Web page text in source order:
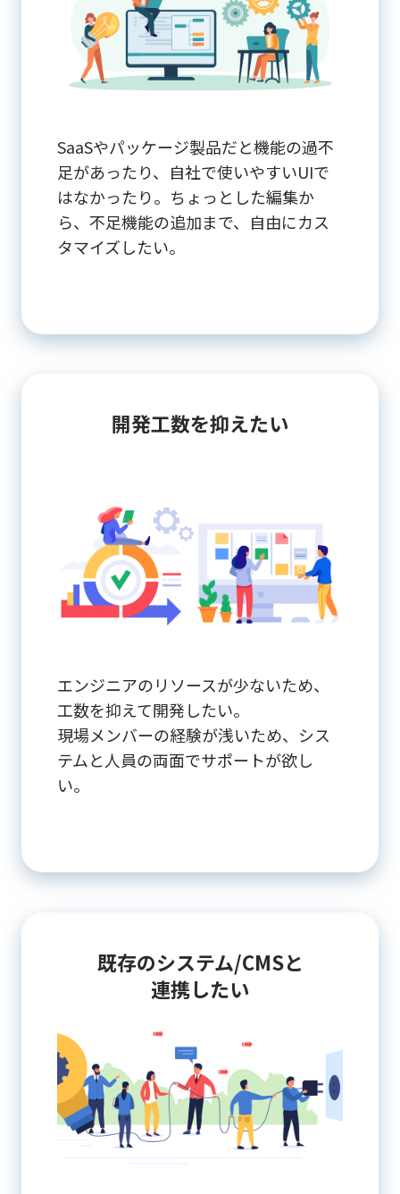
SaaSやパッケージ製品だと機能の過不
足があったり、自社で使いやすいUIで
はなかったり。ちょっとした編集か
ら、不足機能の追加まで、自由にカス
タマイズしたい。
開発工数を抑えたい
エンジニアのリソースが少ないため、
工数を抑えて開発したい。
現場メンバーの経験が浅いため、シス
テムと人員の両面でサポートが欲し
い。
既存のシステム/CMSと
連携したい